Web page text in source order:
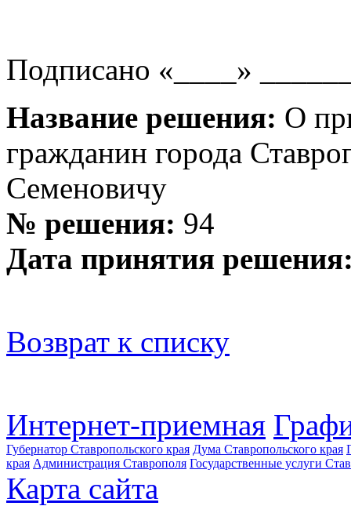
Подписано «____»
Название решения: О
гражданин города
Семеновичу
№ решения: 94
Дата принятия
Возврат к списку
Интернет-приемная
Губернатор Ставропольского края Дума Ставропольского края
края Администрация Ставрополя Государственные услуги
Карта сайта